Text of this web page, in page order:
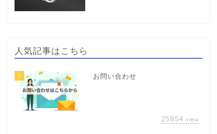
人気記事はこちら
1 お問い合わせ
25854 view